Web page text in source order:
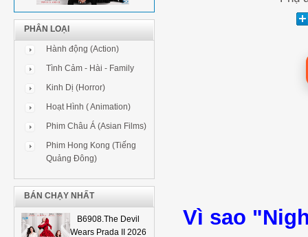
PHÂN LOẠI
Hành động (Action)
Tình Cảm - Hài - Family
Kinh Dị (Horror)
Hoạt Hình ( Animation)
Phim Châu Á (Asian Films)
Phim Hong Kong (Tiếng
Quảng Đông)
BÁN CHẠY NHẤT
B6908.The Devil
Wears Prada II 2026
Vì sao